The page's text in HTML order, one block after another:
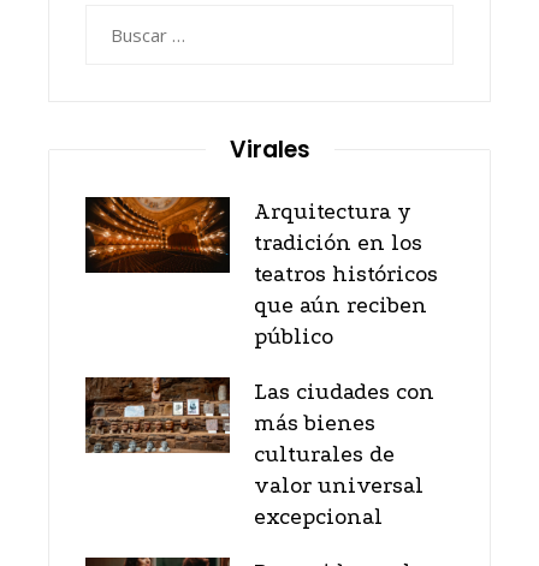
Virales
Arquitectura y
tradición en los
teatros históricos
que aún reciben
público
Las ciudades con
más bienes
culturales de
valor universal
excepcional